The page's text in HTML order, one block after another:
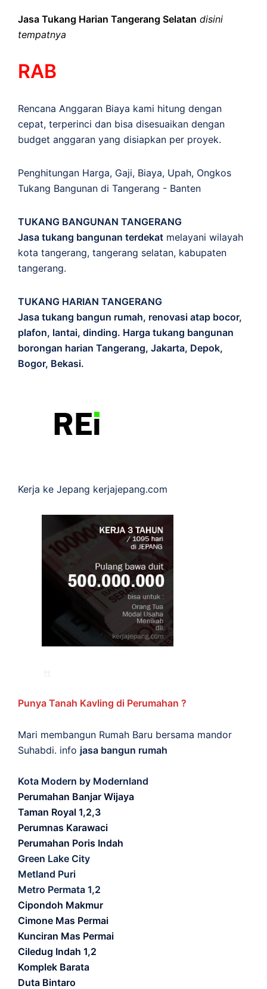
Jasa Tukang Harian Tangerang Selatan disini
tempatnya
RAB
Rencana Anggaran Biaya kami hitung dengan
cepat, terperinci dan bisa disesuaikan dengan
budget anggaran yang disiapkan per proyek.
Penghitungan Harga, Gaji, Biaya, Upah, Ongkos
Tukang Bangunan di Tangerang - Banten
TUKANG BANGUNAN TANGERANG
Jasa tukang bangunan terdekat melayani wilayah
kota tangerang, tangerang selatan, kabupaten
tangerang.
TUKANG HARIAN TANGERANG
Jasa tukang bangun rumah, renovasi atap bocor,
plafon, lantai, dinding. Harga tukang bangunan
borongan harian Tangerang, Jakarta, Depok,
Bogor, Bekasi.
Kerja ke Jepang kerjajepang.com
Punya Tanah Kavling di Perumahan ?
Mari membangun Rumah Baru bersama mandor
Suhabdi. info jasa bangun rumah
Kota Modern by Modernland
Perumahan Banjar Wijaya
Taman Royal 1,2,3
Perumnas Karawaci
Perumahan Poris Indah
Green Lake City
Metland Puri
Metro Permata 1,2
Cipondoh Makmur
Cimone Mas Permai
Kunciran Mas Permai
Ciledug Indah 1,2
Komplek Barata
Duta Bintaro